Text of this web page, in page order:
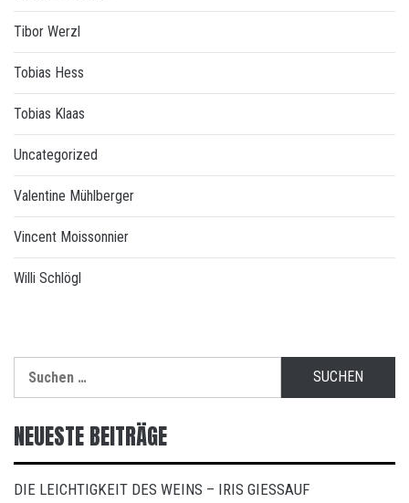
Tibor Werzl
Tobias Hess
Tobias Klaas
Uncategorized
Valentine Mühlberger
Vincent Moissonnier
Willi Schlögl
nach:
NEUESTE BEITRÄGE
DIE LEICHTIGKEIT DES WEINS – IRIS GIESSAUF